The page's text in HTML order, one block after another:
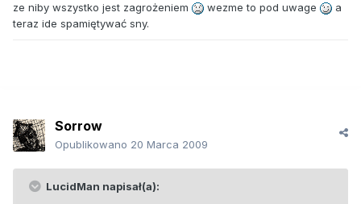
ze niby wszystko jest zagrożeniem wezme to pod uwage
a
teraz ide spamiętywać sny.
Sorrow
Opublikowano 20 Marca 2009
LucidMan napisał(a):